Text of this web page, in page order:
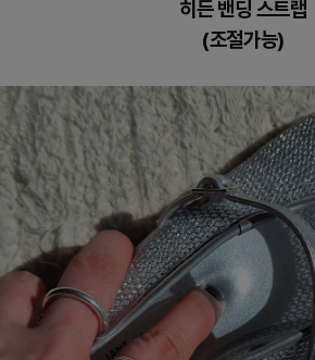
히든 밴딩 스트랩
(조절가능)